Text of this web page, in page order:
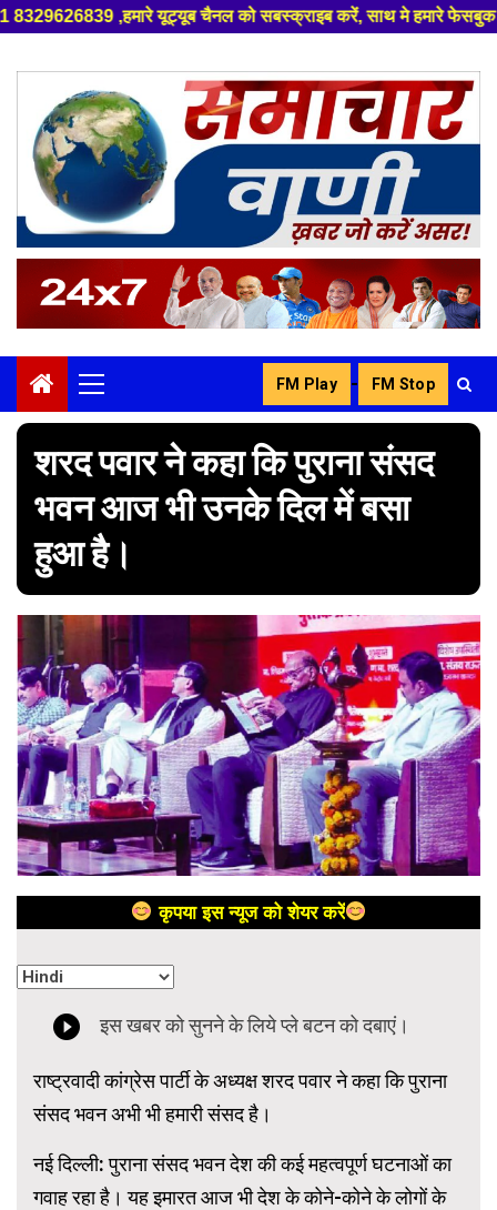
चैनल को सबस्क्राइब करें, साथ मे हमारे फेसबुक को लाइक जरूर करें ,
content
Primary
Menu
FM Play - FM Stop
शरद पवार ने कहा कि पुराना संसद
भवन आज भी उनके दिल में बसा
हुआ है।
कृपया इस न्यूज को शेयर करें
राष्ट्रवादी कांग्रेस पार्टी के अध्यक्ष शरद पवार ने कहा कि पुराना
संसद भवन अभी भी हमारी संसद है।
नई दिल्ली: पुराना संसद भवन देश की कई महत्वपूर्ण घटनाओं का
गवाह रहा है। यह इमारत आज भी देश के कोने-कोने के लोगों के